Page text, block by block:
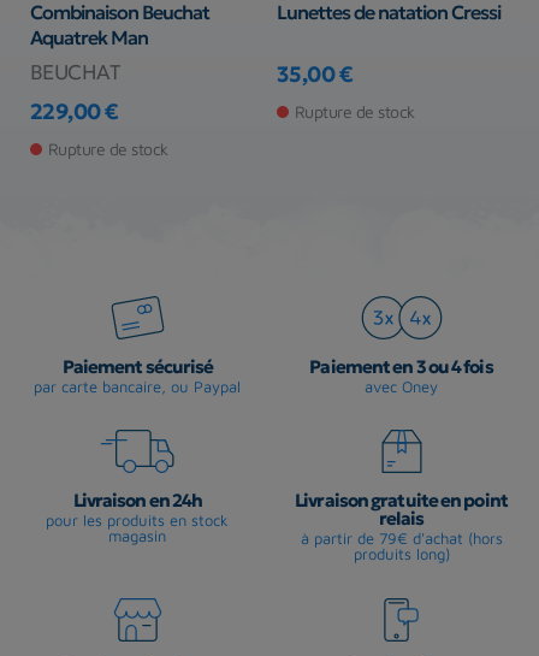
Combinaison Beuchat
Aquatrek Man
BEUCHAT
Prix
229,00 €
Rupture de stock
Lunettes de natation Cressi
Prix
35,00 €
Rupture de stock
Paiement sécurisé
par carte bancaire, ou Paypal
Paiement en 3 ou 4 fois
avec Oney
Livraison en 24h
pour les produits en stock
magasin
Livraison gratuite en point
relais
à partir de 79€ d'achat (hors
produits long)